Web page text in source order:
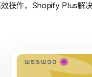
操作，Shopify Plus解